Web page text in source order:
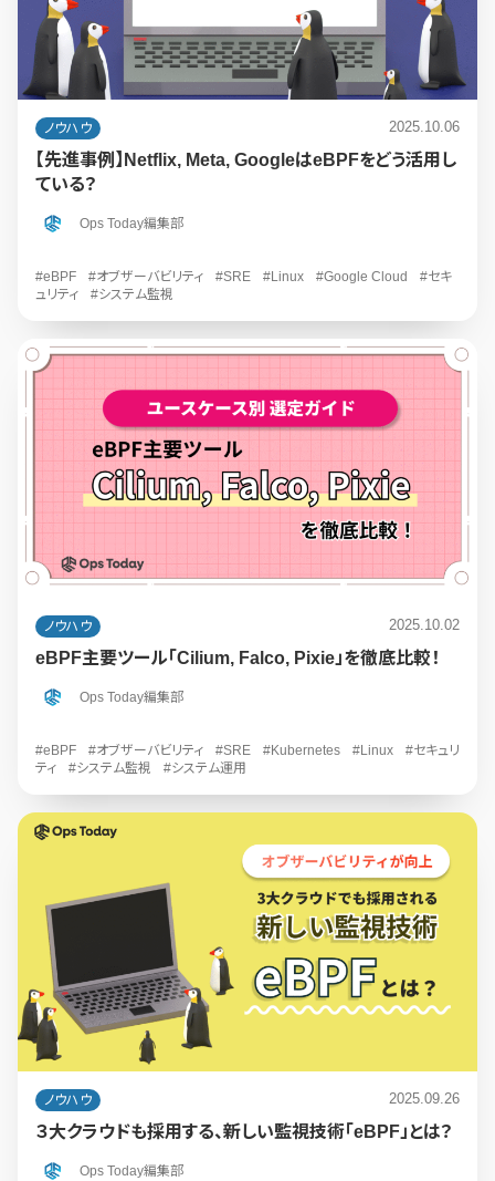
ノウハウ 2025.10.06
【先進事例】Netflix, Meta, GoogleはeBPFをどう活用し
ている？
Ops Today編集部
#eBPF #オブザーバビリティ #SRE #Linux #Google Cloud
#セキ
ュリティ
#システム監視
ノウハウ 2025.10.02
eBPF主要ツール「Cilium, Falco, Pixie」を徹底比較！
Ops Today編集部
#eBPF #オブザーバビリティ #SRE #Kubernetes #Linux
#セキュリ
ティ
#システム監視 #システム運用
ノウハウ 2025.09.26
３大クラウドも採用する、新しい監視技術「eBPF」とは？
Ops Today編集部